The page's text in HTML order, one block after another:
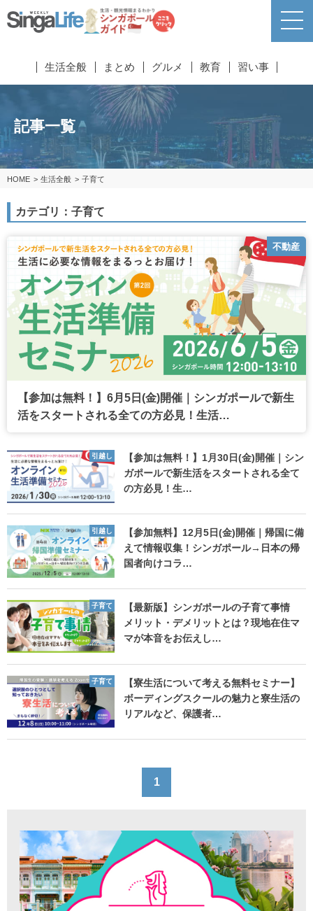
生活全般 まとめ グルメ 教育 習い事
記事一覧
HOME 生活全般 子育て
カテゴリ：子育て
不動産
【参加は無料！】6月5日(金)開催｜シンガポールで新生
活をスタートされる全ての方必見！生活…
引越し
【参加は無料！】1月30日(金)開催｜シン
ガポールで新生活をスタートされる全て
の方必見！生…
引越し
【参加無料】12月5日(金)開催｜帰国に備
えて情報収集！シンガポール→日本の帰
国者向けコラ…
子育て
【最新版】シンガポールの子育て事情
メリット・デメリットとは？現地在住マ
マが本音をお伝えし…
子育て
【寮生活について考える無料セミナー】
ボーディングスクールの魅力と寮生活の
リアルなど、保護者…
1